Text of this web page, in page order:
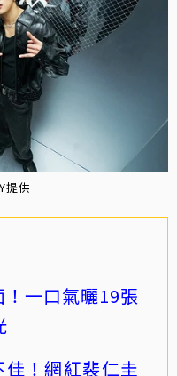
提供
一口氣曬19張
！網紅裴仁圭